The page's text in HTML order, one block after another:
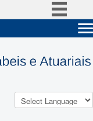
Participe
Legislação
Unidades acadêmicas
Estude na UnB
Administração
Servidor